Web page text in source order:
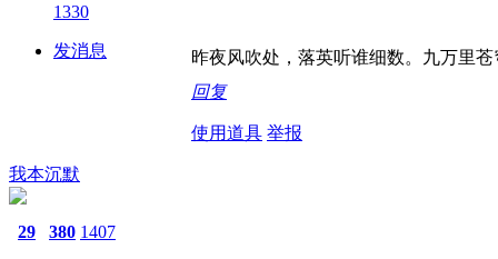
1330
发消息
昨夜风吹处，落英听谁细数。九万里
回复
使用道具 举报
我本沉默
29 380 1407